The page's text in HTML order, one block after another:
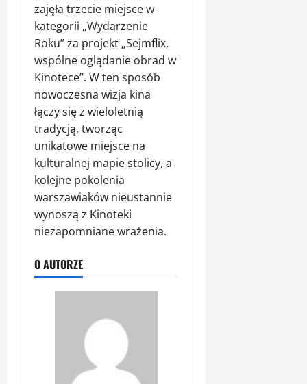
zajęła trzecie miejsce w
kategorii „Wydarzenie
Roku” za projekt „Sejmflix,
wspólne oglądanie obrad w
Kinotece”. W ten sposób
nowoczesna wizja kina
łączy się z wieloletnią
tradycją, tworząc
unikatowe miejsce na
kulturalnej mapie stolicy, a
kolejne pokolenia
warszawiaków nieustannie
wynoszą z Kinoteki
niezapomniane wrażenia.
O AUTORZE